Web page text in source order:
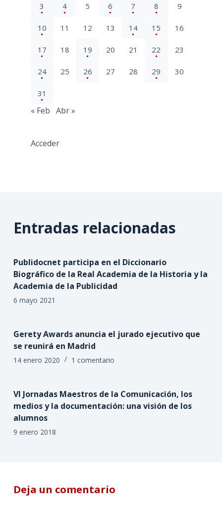
3 4 5 6 7 8 9
10 11 12 13 14 15 16
17 18 19 20 21 22 23
24 25 26 27 28 29 30
31
« Feb Abr »
Acceder
Entradas relacionadas
Publidocnet participa en el Diccionario
Biográfico de la Real Academia de la Historia y la
Academia de la Publicidad
6 mayo 2021
Gerety Awards anuncia el jurado ejecutivo que
se reunirá en Madrid
14 enero 2020 1 comentario
VI Jornadas Maestros de la Comunicación, los
medios y la documentación: una visión de los
alumnos
9 enero 2018
Deja un comentario